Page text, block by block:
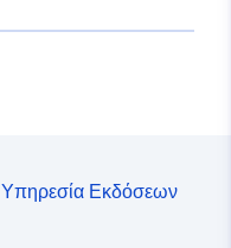
Υπηρεσία Εκδόσεων